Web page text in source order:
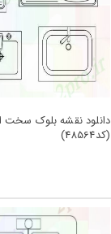
دانلود نقشه بلوک سخت
(کد48564)